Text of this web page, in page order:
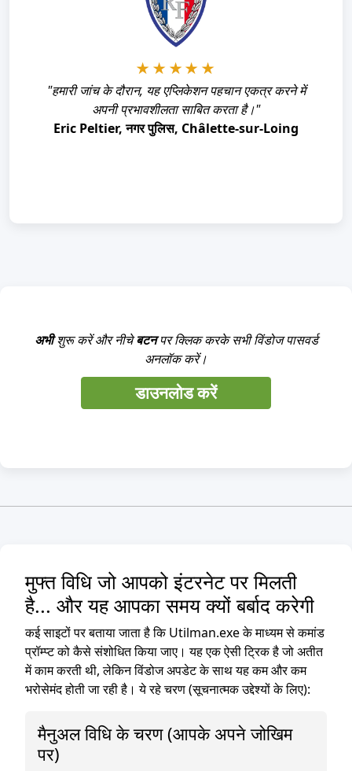
★★★★★
"हमारी जांच के दौरान, यह एप्लिकेशन पहचान एकत्र करने में
अपनी प्रभावशीलता साबित करता है।"
Eric Peltier, नगर पुलिस, Châlette-sur-Loing
★★★★★
"लॉगिन क्रेडेंशियल्स खो जाने के बाद, आपके एप्लिकेशन ने हमारी
पूरी पहुँच तुरंत और आसानी से बहाल कर दी।"
यायर वाहल, मार्केटिंग निदेशक, ज़िंगली एकूस्टिक्स
अभीशुरू करें और नीचेबटनपर क्लिक करके सभी विंडोज पासवर्ड
अनलॉक करें।
डाउनलोड करें
मुफ्त विधि जो आपको इंटरनेट पर मिलती
है... और यह आपका समय क्यों बर्बाद करेगी
कई साइटों पर बताया जाता है कि Utilman.exe के माध्यम से कमांड
प्रॉम्प्ट को कैसे संशोधित किया जाए। यह एक ऐसी ट्रिक है जो अतीत
में काम करती थी, लेकिन विंडोज अपडेट के साथ यह कम और कम
भरोसेमंद होती जा रही है। ये रहे चरण (सूचनात्मक उद्देश्यों के लिए):
मैनुअल विधि के चरण (आपके अपने जोखिम
पर)